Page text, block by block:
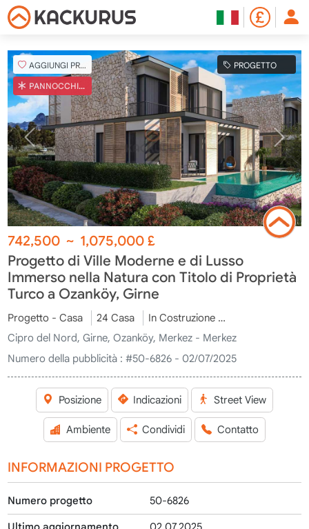
AGGIUNGI PREFERITO
PANNOCCHIA TURCA
PROGETTO
742,500 ~ 1,075,000£
Progetto di Ville Moderne e di Lusso
Immerso nella Natura con Titolo di Proprietà
Turco a Ozanköy, Girne
Progetto - Casa 24 Casa In Costruzione
Cipro del Nord, Girne, Ozanköy, Merkez - Merkez
Numero della pubblicità : #50-6826 - 02/07/2025
Posizione Indicazioni Street View
Ambiente Condividi Contatto
INFORMAZIONI PROGETTO
Numero progetto 50-6826